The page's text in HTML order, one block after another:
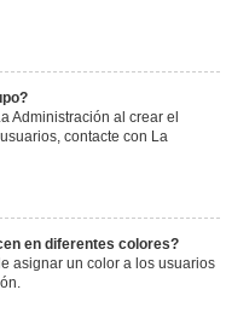
Administración al crear el
contacte con La
en diferentes colores?
asignar un color a los usuarios